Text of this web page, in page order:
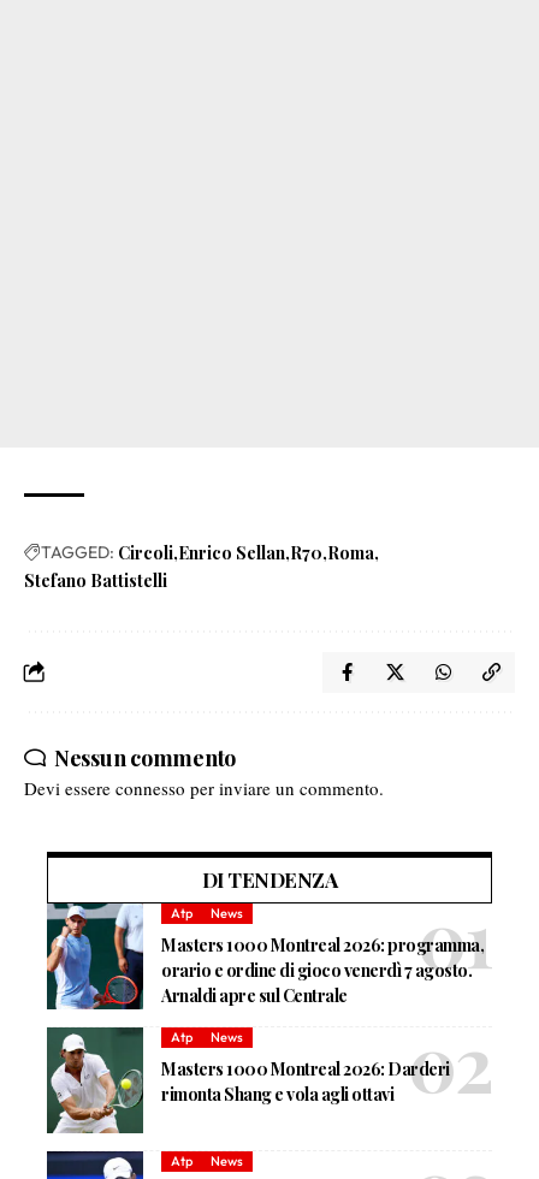
TAGGED: Circoli Enrico Sellan R70 Roma
Stefano Battistelli
Nessun commento
Devi essere connesso per inviare un commento.
DI TENDENZA
Atp News
Masters 1000 Montreal 2026: programma,
orario e ordine di gioco venerdì 7 agosto.
Arnaldi apre sul Centrale
Atp News
Masters 1000 Montreal 2026: Darderi
rimonta Shang e vola agli ottavi
Atp News